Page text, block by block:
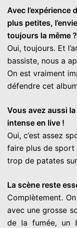
Avec l’expérience
plus petites,
toujours la même ?
Oui, toujours. Et
bassiste, nous a
On est vraiment
défendre cet
Vous avez aussi
intense en live !
Oui, c’est assez
faire plus de sport
trop de patates
La scène reste
Complètement.
avec une grosse
de la fumée, un